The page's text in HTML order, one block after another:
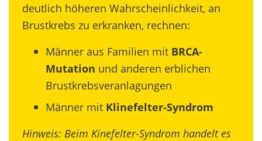
deutlich höheren Wahrscheinlichkeit, an
Brustkrebs zu erkranken, rechnen:
Männer aus Familien mit BRCA-
Mutation und anderen erblichen
Brustkrebsveranlagungen
Männer mit Klinefelter-Syndrom
Hinweis: Beim Kinefelter-Syndrom handelt es